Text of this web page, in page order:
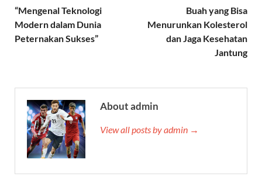
“Mengenal Teknologi
Modern dalam Dunia
Peternakan Sukses”
Buah yang Bisa
Menurunkan Kolesterol
dan Jaga Kesehatan
Jantung
About admin
View all posts by admin →